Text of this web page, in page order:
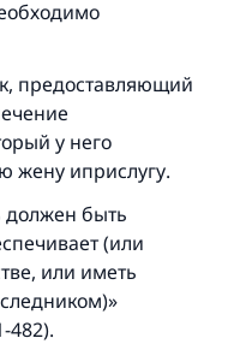
предоставляющий
у него
жену иприслугу.
должен быть
(или
или иметь
482).